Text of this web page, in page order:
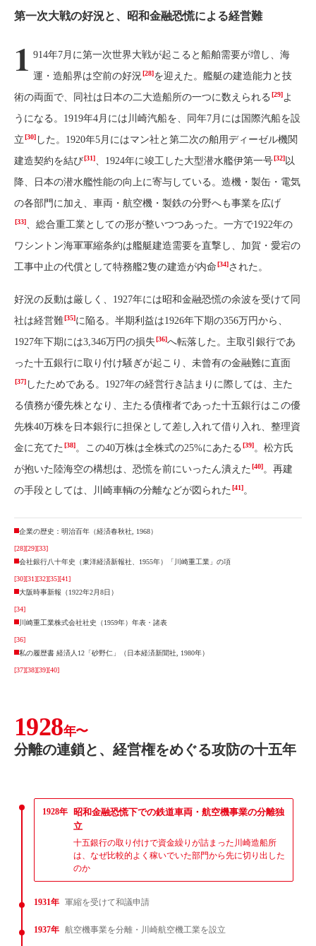
第一次大戦の好況と、昭和金融恐慌による経営難
1 914年7月に第一次世界大戦が起こると船舶需要が増し、海
運・造船界は空前の好況[28]を迎えた。艦艇の建造能力と技
術の両面で、同社は日本の二大造船所の一つに数えられる [29]よ
うになる。1919年4月には川崎汽船を、同年7月には国際汽船を設
立[30] した。1920年5月にはマン社と第二次の舶用ディーゼル機関
建造契約を結び[31]、1924年に竣工した大型潜水艦伊第一号[32]以
降、日本の潜水艦性能の向上に寄与している。造機・製缶・電気
の各部門に加え、車両・航空機・製鉄の分野へも事業を広げ
[33]、総合重工業としての形が整いつつあった。一方で1922年の
ワシントン海軍軍縮条約は艦艇建造需要を直撃し、加賀・愛宕の
工事中止の代償として特務艦2隻の建造が内命[34]された。
好況の反動は厳しく、1927年には昭和金融恐慌の余波を受けて同
社は経営難[35]に陥る。半期利益は1926年下期の356万円から、
1927年下期には3,346万円の損失[36]へ転落した。主取引銀行であ
った十五銀行に取り付け騒ぎが起こり、未曾有の金融難に直面
[37] したためである。1927年の経営行き詰まりに際しては、主た
る債務が優先株となり、主たる債権者であった十五銀行はこの優
先株40万株を日本銀行に担保として差し入れて借り入れ、整理資
金に充てた [38]。この40万株は全株式の25%にあたる [39]。松方氏
が抱いた陸海空の構想は、恐慌を前にいったん潰えた [40]。再建
の手段としては、川崎車輌の分離などが図られた [41]。
企業の歴史：明治百年（経済春秋社, 1968）
[28][29][33]
会社銀行八十年史（東洋経済新報社、1955年）「川崎重工業」の項
[30][31][32][35][41]
大阪時事新報（1922年2月8日）
[34]
川崎重工業株式会社社史（1959年）年表・諸表
[36]
私の履歴書 経済人12「砂野仁」（日本経済新聞社, 1980年）
[37][38][39][40]
1928年〜
分離の連鎖と、経営権をめぐる攻防の十五年
1928年
昭和金融恐慌下での鉄道車両・航空機事業の分離独
立
十五銀行の取り付けで資金繰りが詰まった川崎造船所
は、なぜ比較的よく稼いでいた部門から先に切り出した
のか
1931年 軍縮を受けて和議申請
1937年 航空機事業を分離・川崎航空機工業を設立